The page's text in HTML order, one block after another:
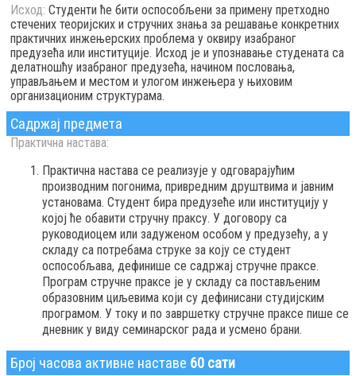
Исход: Студенти ће бити оспособљени за примену претходно
стечених теоријских и стручних знања за решавање конкретних
практичних инжењерских проблема у оквиру изабраног
предузећа или институције. Исход је и упознавање студената са
делатношћу изабраног предузећа, начином пословања,
управљањем и местом и улогом инжењера у њиховим
организационим структурама.
Садржај предмета
Практична настава:
Практична настава се реализује у одговарајућим
производним погонима, привредним друштвима и јавним
установама. Студент бира предузеће или институцију у
којој ће обавити стручну праксу. У договору са
руководиоцем или задуженом особом у предузећу, а у
складу са потребама струке за коју се студент
оспособљава, дефинише се садржај стручне праксе.
Програм стручне праксе је у складу са постављеним
образовним циљевима који су дефинисани студијским
програмом. У току и по завршетку стручне праксе пише се
дневник у виду семинарског рада и усмено брани.
Број часова активне наставе 60 сати